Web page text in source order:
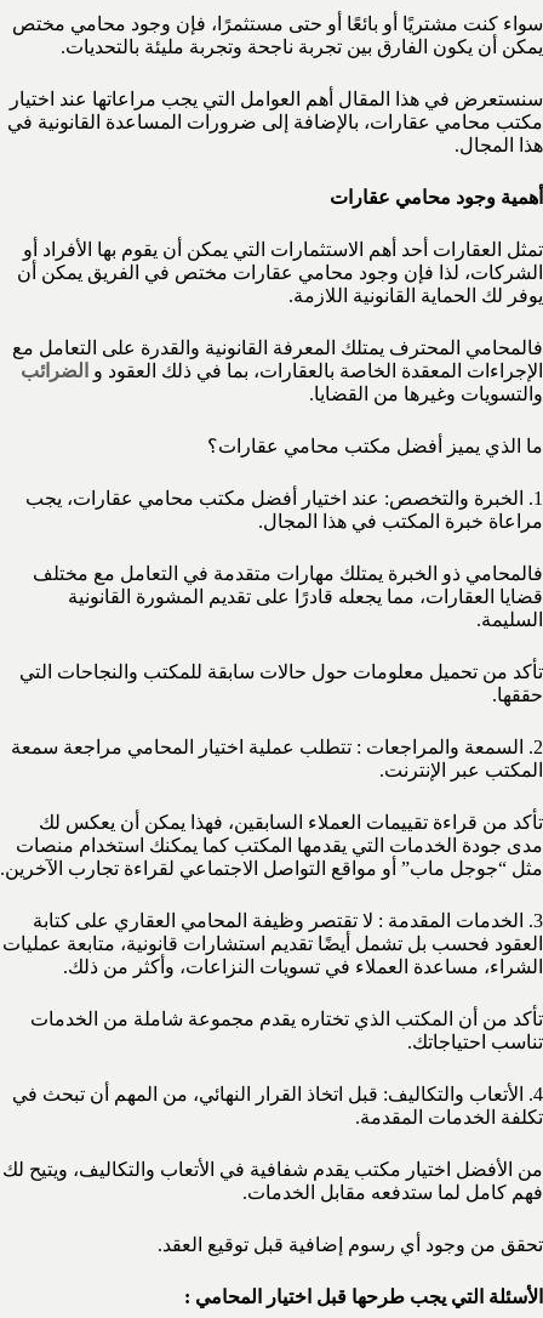
سواء كنت مشتريًا أو بائعًا أو حتى مستثمرًا، فإن وجود محامي مختص
يمكن أن يكون الفارق بين تجربة ناجحة وتجربة مليئة بالتحديات.
سنستعرض في هذا المقال أهم العوامل التي يجب مراعاتها عند اختيار
مكتب محامي عقارات، بالإضافة إلى ضرورات المساعدة القانونية في
هذا المجال.
أهمية وجود محامي عقارات
تمثل العقارات أحد أهم الاستثمارات التي يمكن أن يقوم بها الأفراد أو
الشركات، لذا فإن وجود محامي عقارات مختص في الفريق يمكن أن
يوفر لك الحماية القانونية اللازمة.
فالمحامي المحترف يمتلك المعرفة القانونية والقدرة على التعامل مع
الإجراءات المعقدة الخاصة بالعقارات، بما في ذلك العقود و الضرائب
والتسويات وغيرها من القضايا.
ما الذي يميز أفضل مكتب محامي عقارات؟
1. الخبرة والتخصص: عند اختيار أفضل مكتب محامي عقارات، يجب
مراعاة خبرة المكتب في هذا المجال.
فالمحامي ذو الخبرة يمتلك مهارات متقدمة في التعامل مع مختلف
قضايا العقارات، مما يجعله قادرًا على تقديم المشورة القانونية
السليمة.
تأكد من تحميل معلومات حول حالات سابقة للمكتب والنجاحات التي
حققها.
2. السمعة والمراجعات : تتطلب عملية اختيار المحامي مراجعة سمعة
المكتب عبر الإنترنت.
تأكد من قراءة تقييمات العملاء السابقين، فهذا يمكن أن يعكس لك
مدى جودة الخدمات التي يقدمها المكتب كما يمكنك استخدام منصات
مثل “جوجل ماب” أو مواقع التواصل الاجتماعي لقراءة تجارب الآخرين.
3. الخدمات المقدمة : لا تقتصر وظيفة المحامي العقاري على كتابة
العقود فحسب بل تشمل أيضًا تقديم استشارات قانونية، متابعة عمليات
الشراء، مساعدة العملاء في تسويات النزاعات، وأكثر من ذلك.
تأكد من أن المكتب الذي تختاره يقدم مجموعة شاملة من الخدمات
تناسب احتياجاتك.
4. الأتعاب والتكاليف: قبل اتخاذ القرار النهائي، من المهم أن تبحث في
تكلفة الخدمات المقدمة.
من الأفضل اختيار مكتب يقدم شفافية في الأتعاب والتكاليف، ويتيح لك
فهم كامل لما ستدفعه مقابل الخدمات.
تحقق من وجود أي رسوم إضافية قبل توقيع العقد.
الأسئلة التي يجب طرحها قبل اختيار المحامي :